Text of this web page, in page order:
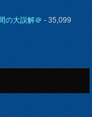
の大誤解＠- 35,099